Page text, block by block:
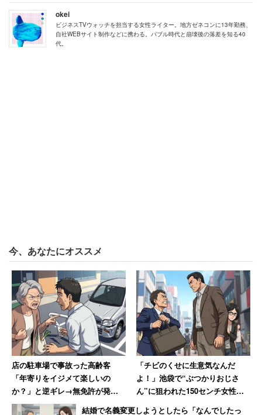
やらない、ゴミは溢れても放ったらかしなど、呆れます」
「それを私が全て片付けるようになりました。すなわち、
洗い物、ゴミ出し、掃除などを私がやっています。妻は食
と離婚を見据えた雰囲気まで漂わせている。妻にも言い分
はあるだろうが、関係修復のための話し合いをする気はま
ったく無いようだ。
「ともかく、コミニュケーションはほぼないので、離婚し
ていないだけって感じです。夜は酔ってるので、話すと感
情的になられてまともに話せないですし、話す気にもなり
ません。先日も些細な質問をしたら喧嘩になり、『タバコ
代だけは自分で払っている』と自慢げにいうので呆れまし
た」
okei
ビジネスTVウォッチを担当する女性ライター。地方ゼネコンに13年勤務、
自社WEBサイト制作などに携わる。バブル時代と崩壊後の落差を知る40
代。
今、あなたにオススメ
店の駐車場で事故った高齢客
「年寄りをイジメて楽しいの
か？」と逆ギレ→無免許が発覚
し警察に連行された結果「慰謝
「チビのくせに生意気なんだ
よ！」池袋で“ぶつかりおじさ
ん”に狙われた150センチ女性大
結婚で名義変更しようとしたら「なんでしたっ